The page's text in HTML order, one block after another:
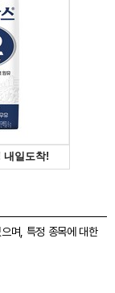
며, 특정 종목에 대한